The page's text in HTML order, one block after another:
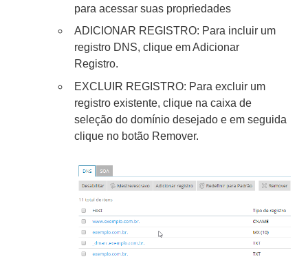
para acessar suas propriedades
ADICIONAR REGISTRO: Para incluir um
registro DNS, clique em Adicionar
Registro.
EXCLUIR REGISTRO: Para excluir um
registro existente, clique na caixa de
seleção do domínio desejado e em seguida
clique no botão Remover.